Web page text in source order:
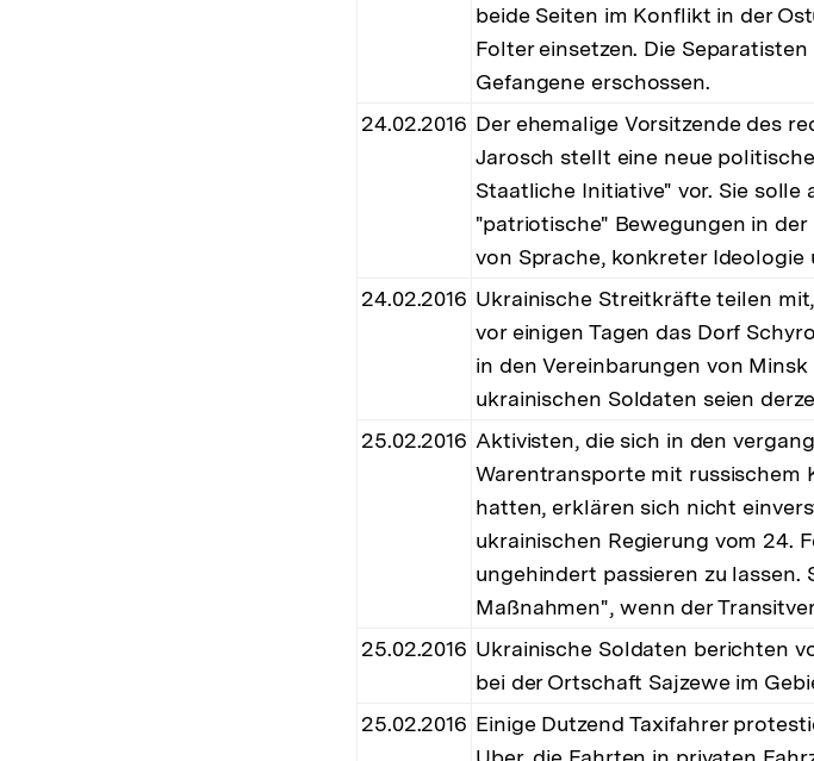
beide Seiten im Konflikt in der
Folter einsetzen. Die
Gefangene erschossen.
24.02.2016 Der ehemalige Vorsitzende des
Jarosch stellt eine neue
Staatliche Initiative" vor. Sie
"patriotische" Bewegungen in
von Sprache, konkreter Ideologie
24.02.2016 Ukrainische Streitkräfte teilen
vor einigen Tagen das Dorf
in den Vereinbarungen von
ukrainischen Soldaten seien
25.02.2016 Aktivisten, die sich in den
Warentransporte mit russischem
hatten, erklären sich nicht
ukrainischen Regierung vom 24.
ungehindert passieren zu
Maßnahmen", wenn der
25.02.2016 Ukrainische Soldaten berichten
bei der Ortschaft Sajzewe im
25.02.2016 Einige Dutzend Taxifahrer